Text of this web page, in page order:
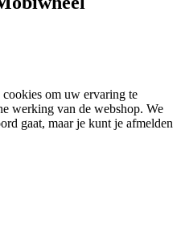
om uw ervaring te
werking van de webshop. We
gaat, maar je kunt je afmelden